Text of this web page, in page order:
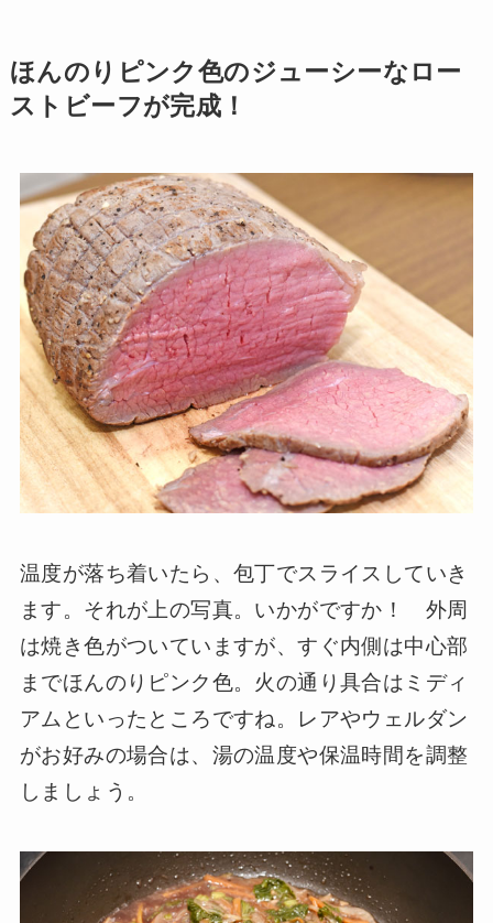
ほんのりピンク色のジューシーなロー
ストビーフが完成！
温度が落ち着いたら、包丁でスライスしていき
ます。それが上の写真。いかがですか！ 外周
は焼き色がついていますが、すぐ内側は中心部
までほんのりピンク色。火の通り具合はミディ
アムといったところですね。レアやウェルダン
がお好みの場合は、湯の温度や保温時間を調整
しましょう。